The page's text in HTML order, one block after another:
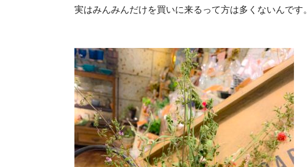
実はみんみんだけを買いに来るって方は多くないんです。